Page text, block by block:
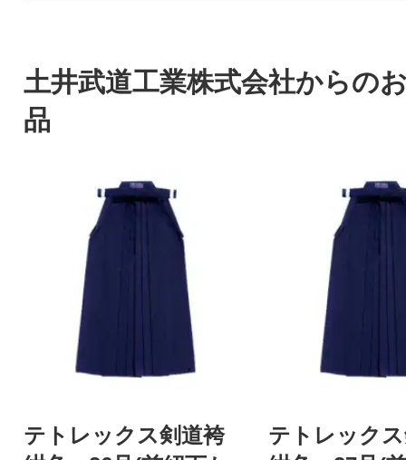
土井武道工業株式会社からの
品
テトレックス剣道袴
テトレック